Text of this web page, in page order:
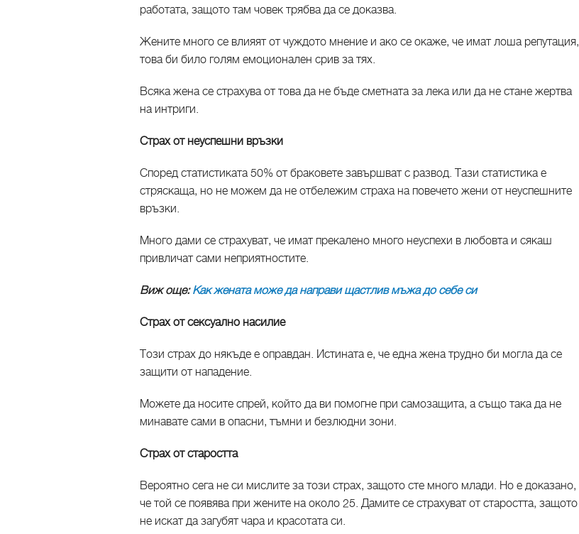
работата, защото там човек трябва да се доказва.
Жените много се влияят от чуждото мнение и ако се окаже, че имат лоша репутация,
това би било голям емоционален срив за тях.
Всяка жена се страхува от това да не бъде сметната за лека или да не стане жертва
на интриги.
Страх от неуспешни връзки
Според статистиката 50% от браковете завършват с развод. Тази статистика е
стряскаща, но не можем да не отбележим страха на повечето жени от неуспешните
връзки.
Много дами се страхуват, че имат прекалено много неуспехи в любовта и сякаш
привличат сами неприятностите.
Виж още:Как жената може да направи щастлив мъжа до себе си
Страх от сексуално насилие
Този страх до някъде е оправдан. Истината е, че една жена трудно би могла да се
защити от нападение.
Можете да носите спрей, който да ви помогне при самозащита, а също така да не
минавате сами в опасни, тъмни и безлюдни зони.
Страх от старостта
Вероятно сега не си мислите за този страх, защото сте много млади. Но е доказано,
че той се появява при жените на около 25. Дамите се страхуват от старостта, защото
не искат да загубят чара и красотата си.